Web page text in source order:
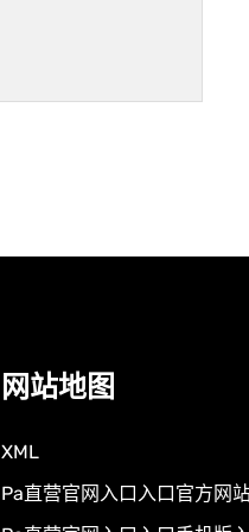
网站地图
XML
Pa直营官网入口入口官方网